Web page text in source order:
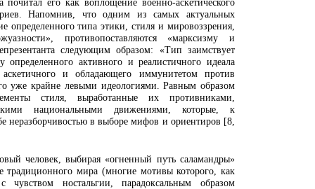
его как воплощение военно-аскетического
Напомнив, что одним из самых актуальных
определенного типа этики, стиля и мировоззрения,
противопоставляются «марксизму и
следующим образом: «Тип заимствует
определенного активного и реалистичного идеала
и обладающего иммунитетом против
уже крайне левыми идеологиями. Равным образом
стиля, выработанные их противниками,
национальными движениями, которые, к
неразборчивостью в выборе мифов и ориентиров [8,
человек, выбирая «огненный путь саламандры»
традиционного мира (многие мотивы которого, как
ностальгии, парадоксальным образом